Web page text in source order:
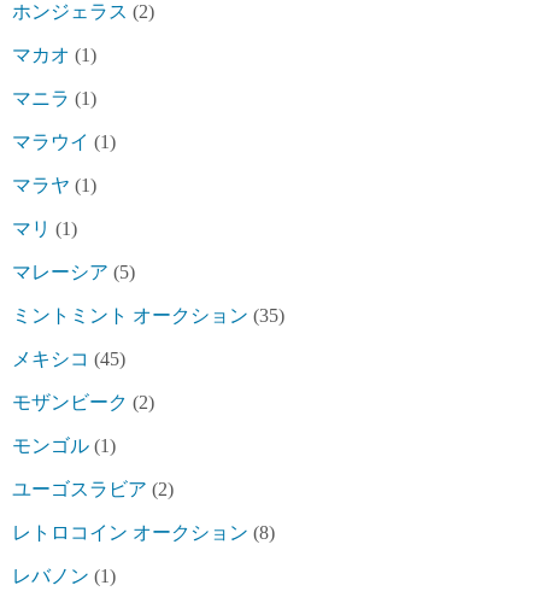
ホンジェラス (2)
マカオ (1)
マニラ (1)
マラウイ (1)
マラヤ (1)
マリ (1)
マレーシア (5)
ミントミント オークション (35)
メキシコ (45)
モザンビーク (2)
モンゴル (1)
ユーゴスラビア (2)
レトロコイン オークション (8)
レバノン (1)